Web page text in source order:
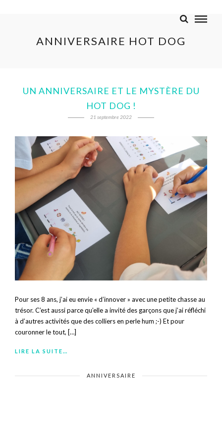
ANNIVERSAIRE HOT DOG
UN ANNIVERSAIRE ET LE MYSTÈRE DU
HOT DOG !
21 septembre 2022
Pour ses 8 ans, j’ai eu envie « d’innover » avec une petite chasse au
trésor. C’est aussi parce qu’elle a invité des garçons que j’ai réfléchi
à d’autres activités que des colliers en perle hum ;-) Et pour
couronner le tout, […]
LIRE LA SUITE…
ANNIVERSAIRE